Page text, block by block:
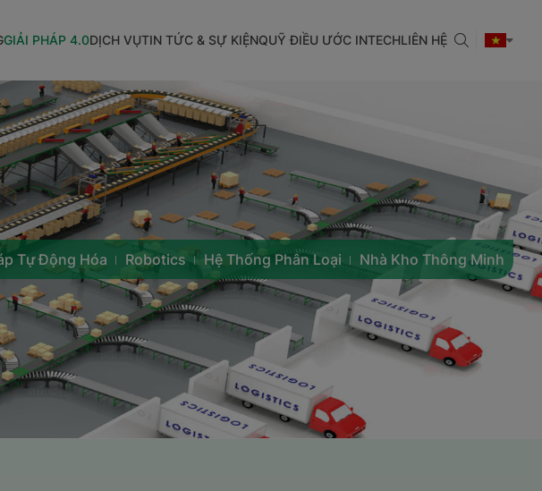
GIẢI PHÁP 4.0DỊCH VỤTIN TỨC & SỰ KIỆNQUỸ ĐIỀU ƯỚC INTECHLIÊN HỆ
Tự Động Hóa Robotics Hệ Thống Phân Loại Nhà Kho Thông Minh